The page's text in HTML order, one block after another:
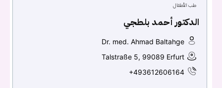
Facebook
Continue with Google
طب الأطفال
الدكتور أحمد بلطجي
Dr. med. Ahmad Baltahge
Talstraße 5, 99089 Erfurt
+493612606164